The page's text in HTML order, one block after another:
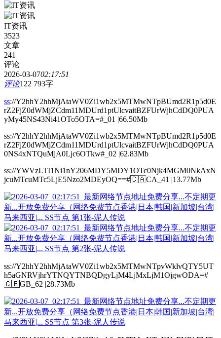
IT资讯
3523
文章
241
评论
2026-03-0702:17:51
评论122 793字
ss://Y2hhY2hhMjAtaWV0Zi1wb2x5MTMwNTpBUmd2R1p5d0E
rZ2FjZ0dWMjZCdm11MDUrd1ptUlcvaitBZFUrWjhCdDQ0PUA
yMy45NS43Ni41OTo5OTA=#_01 |66.50Mb
ss://Y2hhY2hhMjAtaWV0Zi1wb2x5MTMwNTpBUmd2R1p5d0E
rZ2FjZ0dWMjZCdm11MDUrd1ptUlcvaitBZFUrWjhCdDQ0PUA
0NS4xNTQuMjA0Ljc6OTkw#_02 |62.83Mb
ss://YWVzLTI1Ni1nY206MDY5MDY1OTc0Njk4MGM0NkAxN
jcuMTcuMTc5LjE5Nzo2MDEyOQ==#🇨🇦CA_41 |13.77Mb
ss://Y2hhY2hhMjAtaWV0Zi1wb2x5MTMwNTpvWklvQTY5UT
h5aGNRVjhrYTNQYTNBQDgyLjM4LjMxLjM1OjgwODA=#
🇬🇧GB_62 |28.73Mb